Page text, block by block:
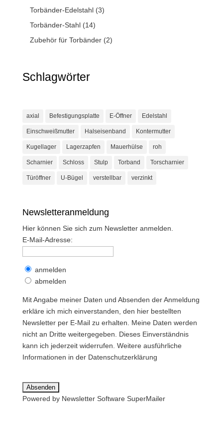
Torbänder-Edelstahl(3)
Torbänder-Stahl(14)
Zubehör für Torbänder(2)
Schlagwörter
axial Befestigungsplatte E-Öffner Edelstahl
Einschweißmutter Halseisenband Kontermutter
Kugellager Lagerzapfen Mauerhülse roh
Scharnier Schloss Stulp Torband Torscharnier
Türöffner U-Bügel verstellbar verzinkt
Newsletteranmeldung
Hier können Sie sich zum Newsletter anmelden.
E-Mail-Adresse:
anmelden
abmelden
Mit Angabe meiner Daten und Absenden der Anmeldung
erkläre ich mich einverstanden, den hier bestellten
Newsletter per E-Mail zu erhalten. Meine Daten werden
nicht an Dritte weitergegeben. Dieses Einverständnis
kann ich jederzeit widerrufen. Weitere ausführliche
Informationen in der Datenschutzerklärung
Powered by Newsletter Software SuperMailer